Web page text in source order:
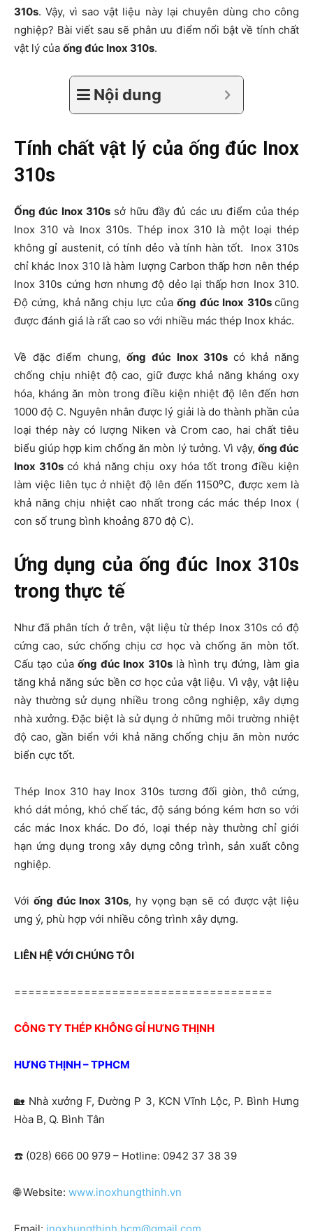
310s. Vậy, vì sao vật liệu này lại chuyên dùng cho công
nghiệp? Bài viết sau sẽ phân ưu điểm nổi bật về tính chất
vật lý của ống đúc Inox 310s.
Nội dung
Tính chất vật lý của ống đúc Inox
310s
Ống đúc Inox 310s sở hữu đầy đủ các ưu điểm của thép
Inox 310 và Inox 310s. Thép inox 310 là một loại thép
không gỉ austenit, có tính dẻo và tính hàn tốt. Inox 310s
chỉ khác Inox 310 là hàm lượng Carbon thấp hơn nên thép
Inox 310s cứng hơn nhưng độ dẻo lại thấp hơn Inox 310.
Độ cứng, khả năng chịu lực củaống đúc Inox 310scũng
được đánh giá là rất cao so với nhiều mác thép Inox khác.
Về đặc điểm chung,ống đúc Inox 310s có khả năng
chống chịu nhiệt độ cao, giữ được khả năng kháng oxy
hóa, kháng ăn mòn trong điều kiện nhiệt độ lên đến hơn
1000 độ C. Nguyên nhân được lý giải là do thành phần của
loại thép này có lượng Niken và Crom cao, hai chất tiêu
biểu giúp hợp kim chống ăn mòn lý tưởng. Vì vậy, ống đúc
Inox 310scó khả năng chịu oxy hóa tốt trong điều kiện
làm việc liên tục ở nhiệt độ lên đến 1150⁰C, được xem là
khả năng chịu nhiệt cao nhất trong các mác thép Inox (
con số trung bình khoảng 870 độ C).
Ứng dụng của ống đúc Inox 310s
trong thực tế
Như đã phân tích ở trên, vật liệu từ thép Inox 310s có độ
cứng cao, sức chống chịu cơ học và chống ăn mòn tốt.
Cấu tạo củaống đúc Inox 310slà hình trụ đứng, làm gia
tăng khả năng sức bền cơ học của vật liệu. Vì vậy, vật liệu
này thường sử dụng nhiều trong công nghiệp, xây dựng
nhà xưởng. Đặc biệt là sử dụng ở những môi trường nhiệt
độ cao, gần biển với khả năng chống chịu ăn mòn nước
biển cực tốt.
Thép Inox 310 hay Inox 310s tương đối giòn, thô cứng,
khó dát mỏng, khó chế tác, độ sáng bóng kém hơn so với
các mác Inox khác. Do đó, loại thép này thường chỉ giới
hạn ứng dụng trong xây dựng công trình, sản xuất công
nghiệp.
Với ống đúc Inox 310s, hy vọng bạn sẽ có được vật liệu
ưng ý, phù hợp với nhiều công trình xây dựng.
LIÊN HỆ VỚI CHÚNG TÔI
=====================================
CÔNG TY THÉP KHÔNG GỈ HƯNG THỊNH
HƯNG THỊNH – TPHCM
🏡 Nhà xưởng F, Đường P 3, KCN Vĩnh Lộc, P. Bình Hưng
Hòa B, Q. Bình Tân
☎️ (028) 666 00 979 – Hotline: 0942 37 38 39
🌐Website: www.inoxhungthinh.vn